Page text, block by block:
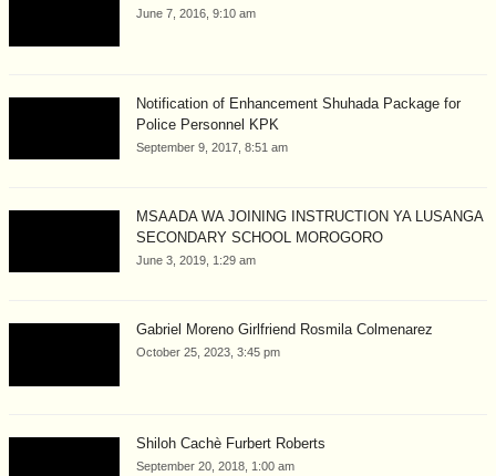
June 7, 2016, 9:10 am
Notification of Enhancement Shuhada Package for
Police Personnel KPK
September 9, 2017, 8:51 am
MSAADA WA JOINING INSTRUCTION YA LUSANGA
SECONDARY SCHOOL MOROGORO
June 3, 2019, 1:29 am
Gabriel Moreno Girlfriend Rosmila Colmenarez
October 25, 2023, 3:45 pm
Shiloh Cachè Furbert Roberts
September 20, 2018, 1:00 am